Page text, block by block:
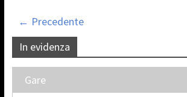
← Precedente
In evidenza
Gare